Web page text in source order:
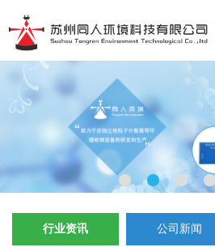
行业资讯 公司新闻